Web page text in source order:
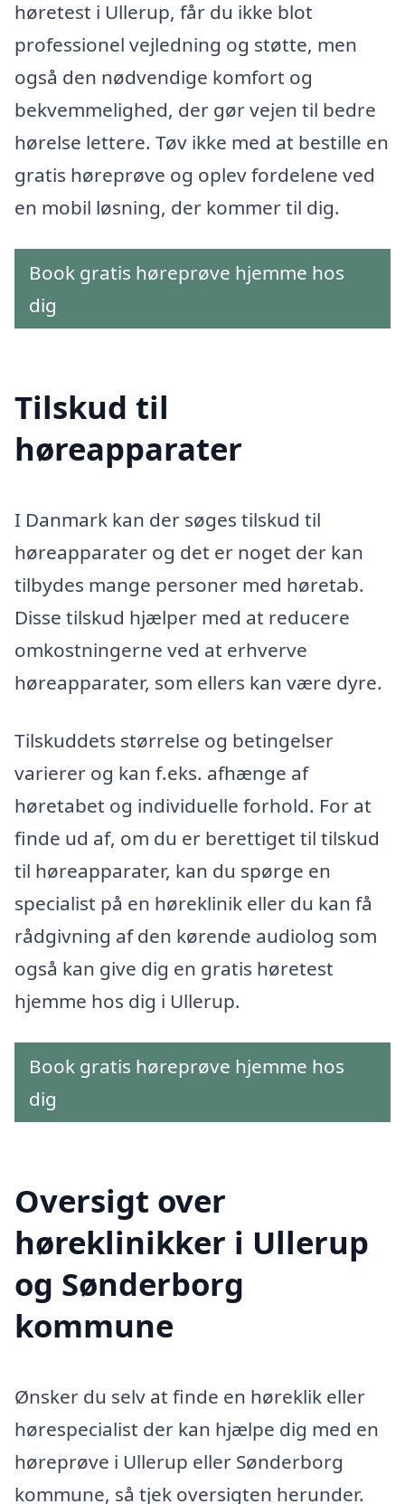
høretest i Ullerup, får du ikke blot
professionel vejledning og støtte, men
også den nødvendige komfort og
bekvemmelighed, der gør vejen til bedre
hørelse lettere. Tøv ikke med at bestille en
gratis høreprøve og oplev fordelene ved
en mobil løsning, der kommer til dig.
Book gratis høreprøve hjemme hos
dig
Tilskud til
høreapparater
I Danmark kan der søges tilskud til
høreapparater og det er noget der kan
tilbydes mange personer med høretab.
Disse tilskud hjælper med at reducere
omkostningerne ved at erhverve
høreapparater, som ellers kan være dyre.
Tilskuddets størrelse og betingelser
varierer og kan f.eks. afhænge af
høretabet og individuelle forhold. For at
finde ud af, om du er berettiget til tilskud
til høreapparater, kan du spørge en
specialist på en høreklinik eller du kan få
rådgivning af den kørende audiolog som
også kan give dig en gratis høretest
hjemme hos dig i Ullerup.
Book gratis høreprøve hjemme hos
dig
Oversigt over
høreklinikker i Ullerup
og Sønderborg
kommune
Ønsker du selv at finde en høreklik eller
hørespecialist der kan hjælpe dig med en
høreprøve i Ullerup eller Sønderborg
kommune, så tjek oversigten herunder.